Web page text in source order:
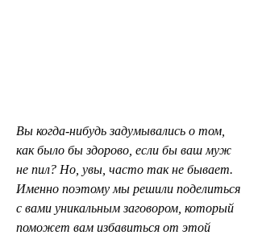
Вы когда-нибудь задумывались о том,
как было бы здорово, если бы ваш муж
не пил? Но, увы, часто так не бывает.
Именно поэтому мы решили поделиться
с вами уникальным заговором, который
поможет вам избавиться от этой